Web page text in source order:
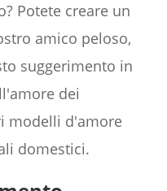
Potete creare un
amico peloso,
suggerimento in
dei
modelli d'amore
domestici.